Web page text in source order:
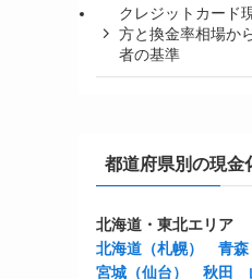
クレジットカード
方と換金率相場か
者の基準
都道府県別の現金
北海道・東北エリア
北海道（札幌）
青森
宮城（仙台）
秋田